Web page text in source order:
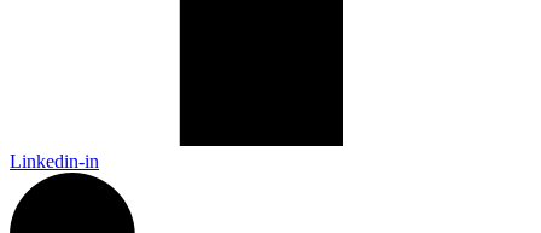
Linkedin-in